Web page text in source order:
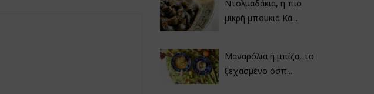
Ντολμαδάκια, η πιο
μικρή μπουκιά Κά...
Μαναρόλια ή μπίζα, το
ξεχασμένο όσπ...